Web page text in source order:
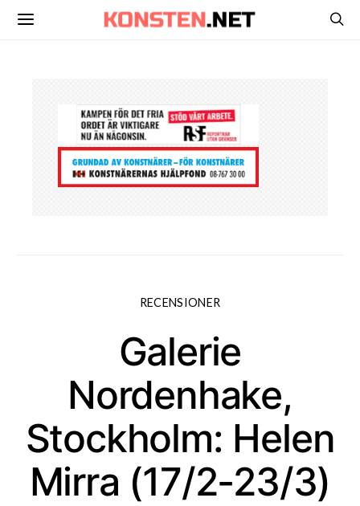
RECENSIONER
Galerie
Nordenhake,
Stockholm: Helen
Mirra (17/2-23/3)